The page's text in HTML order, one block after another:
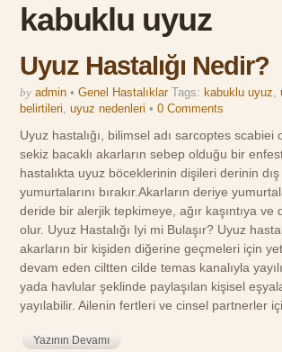
kabuklu uyuz
Uyuz Hastalığı Nedir?
by admin • Genel Hastalıklar Tags: kabuklu uyuz,
belirtileri,uyuz nedenleri •0 Comments
Uyuz hastalığı, bilimsel adı sarcoptes scabiei
sekiz bacaklı akarların sebep olduğu bir
hastalıkta uyuz böceklerinin dişileri derinin dış
yumurtalarını bırakır.Akarların deriye
deride bir alerjik tepkimeye, ağır kaşıntıya ve
olur. Uyuz Hastalığı Iyi mi Bulaşır? Uyuz
akarların bir kişiden diğerine geçmeleri için
devam eden ciltten cilde temas kanalıyla
yada havlular şeklinde paylaşılan kişisel
yayılabilir. Ailenin fertleri ve cinsel partnerler
Yazının Devamı